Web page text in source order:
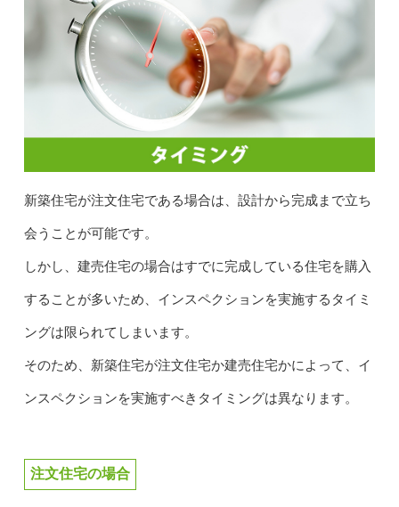
新築住宅が注文住宅である場合は、設計から完成まで立ち
会うことが可能です。
しかし、建売住宅の場合はすでに完成している住宅を購入
することが多いため、インスペクションを実施するタイミ
ングは限られてしまいます。
そのため、新築住宅が注文住宅か建売住宅かによって、イ
ンスペクションを実施すべきタイミングは異なります。
注文住宅の場合